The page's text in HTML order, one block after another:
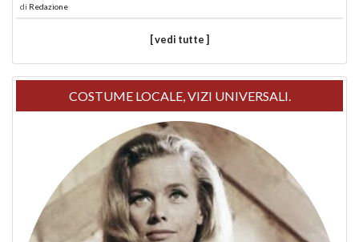
di Redazione
[ vedi tutte ]
COSTUME LOCALE, VIZI UNIVERSALI.